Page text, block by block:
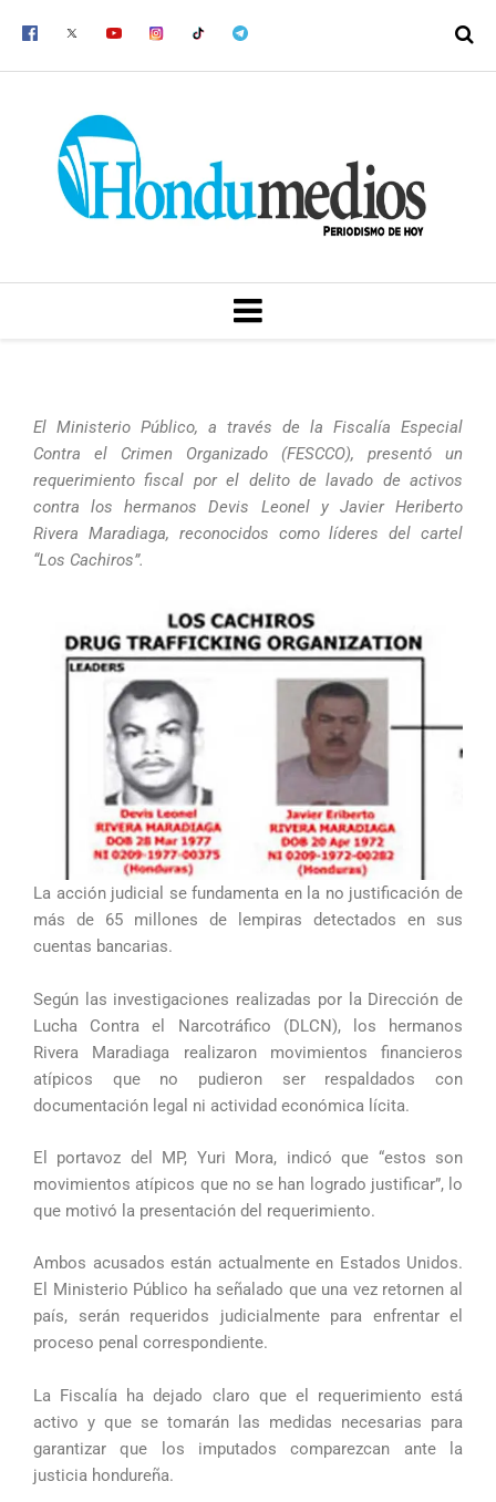
MENU
El Ministerio Público, a través de la Fiscalía Especial
Contra el Crimen Organizado (FESCCO), presentó un
requerimiento fiscal por el delito de lavado de activos
contra los hermanos Devis Leonel y Javier Heriberto
Rivera Maradiaga, reconocidos como líderes del cartel
“Los Cachiros”.
La acción judicial se fundamenta en la no justificación de
más de 65 millones de lempiras detectados en sus
cuentas bancarias.
Según las investigaciones realizadas por la Dirección de
Lucha Contra el Narcotráfico (DLCN), los hermanos
Rivera Maradiaga realizaron movimientos financieros
atípicos que no pudieron ser respaldados con
documentación legal ni actividad económica lícita.
El portavoz del MP, Yuri Mora, indicó que “estos son
movimientos atípicos que no se han logrado justificar”, lo
que motivó la presentación del requerimiento.
Ambos acusados están actualmente en Estados Unidos.
El Ministerio Público ha señalado que una vez retornen al
país, serán requeridos judicialmente para enfrentar el
proceso penal correspondiente.
La Fiscalía ha dejado claro que el requerimiento está
activo y que se tomarán las medidas necesarias para
garantizar que los imputados comparezcan ante la
justicia hondureña.